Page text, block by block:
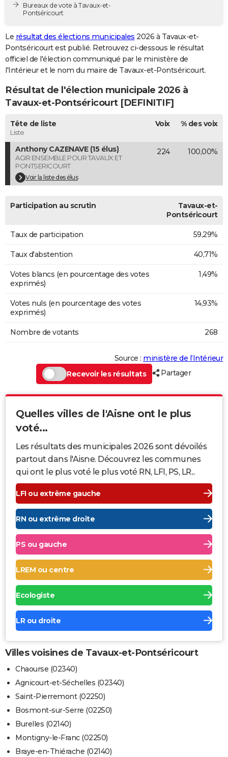
Destinations
City break
Voyage nature
Voyage de noces
Forum
PHOTO
GUIDES D'ACHAT
CARTE DE VOEUX
Carte de Noël
Carte Bonne année
Carte Saint-Valentin
Carte Pâques
Carte d'anniversaire
DICTIONNAIRE
COPAINS D'AVANT
S'inscrire
Se connecter
Lycées
Collèges
Primaires
Universités
Entreprises
Service militaire
Avis de recherche
AVIS DE DÉCÈS
FORUM
Bureaux de vote à Tavaux-et-
Pontséricourt
Le résultat des élections municipales 2026 à Tavaux-et-
Pontséricourt est publié. Retrouvez ci-dessous le résultat
officiel de l'élection communiqué par le ministère de
l'Intérieur et le nom du maire de Tavaux-et-Pontséricourt.
Résultat de l'élection municipale 2026 à
Tavaux-et-Pontséricourt [DEFINITIF]
Tête de liste
Liste
Voix % des voix
Anthony CAZENAVE (15 élus)
AGIR ENSEMBLE POUR TAVAUX ET
PONTSERICOURT
Voir la liste des élus
224 100,00%
Participation au scrutin
Tavaux-et-
Pontséricourt
Taux de participation 59,29%
Taux d'abstention 40,71%
Votes blancs (en pourcentage des votes
exprimés)
1,49%
Votes nuls (en pourcentage des votes
exprimés)
14,93%
Nombre de votants 268
Source : ministère de l’Intérieur
Recevoir les résultats
Partager
Quelles villes de l'Aisne ont le plus
voté...
Les résultats des municipales 2026 sont dévoilés
partout dans l'Aisne. Découvrez les communes
qui ont le plus voté le plus voté RN, LFI, PS, LR...
LFI ou extrême gauche
RN ou extrême droite
PS ou gauche
LREM ou centre
Ecologiste
LR ou droite
Villes voisines de Tavaux-et-Pontséricourt
Chaourse (02340)
Agnicourt-et-Séchelles (02340)
Saint-Pierremont (02250)
Bosmont-sur-Serre (02250)
Burelles (02140)
Montigny-le-Franc (02250)
Braye-en-Thiérache (02140)